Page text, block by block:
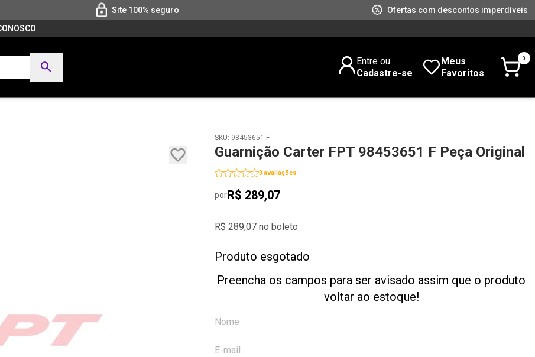
Site 100% seguro
Ofertas com descontos imperdíveis
Entre ou
Cadastre-se
Meus
Favoritos
0
SKU: 98453651 F
Guarnição Carter FPT 98453651 F Peça Original
0 avaliações
porR$ 289,07
R$ 289,07 no boleto
Produto esgotado
Preencha os campos para ser avisado assim que o produto
voltar ao estoque!